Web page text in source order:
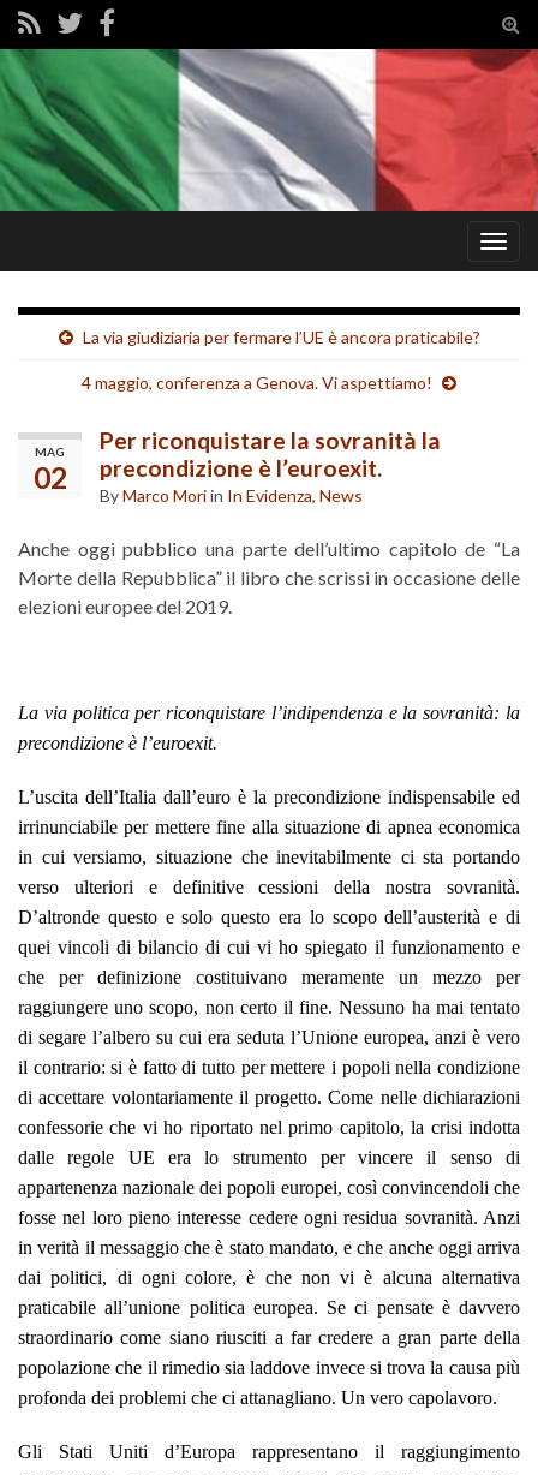
La via giudiziaria per fermare l’UE è ancora praticabile?
4 maggio, conferenza a Genova. Vi aspettiamo!
MAG
02
Per riconquistare la sovranità la
precondizione è l’euroexit.
ByMarco Moriin In Evidenza, News
Anche oggi pubblico una parte dell’ultimo capitolo de “La
Morte della Repubblica” il libro che scrissi in occasione delle
elezioni europee del 2019.
La via politica per riconquistare l’indipendenza e la sovranità: la
precondizione è l’euroexit.
L’uscita dell’Italia dall’euro è la precondizione indispensabile ed
irrinunciabile per mettere fine alla situazione di apnea economica
in cui versiamo, situazione che inevitabilmente ci sta portando
verso ulteriori e definitive cessioni della nostra sovranità.
D’altronde questo e solo questo era lo scopo dell’austerità e di
quei vincoli di bilancio di cui vi ho spiegato il funzionamento e
che per definizione costituivano meramente un mezzo per
raggiungere uno scopo, non certo il fine. Nessuno ha mai tentato
di segare l’albero su cui era seduta l’Unione europea, anzi è vero
il contrario: si è fatto di tutto per mettere i popoli nella condizione
di accettare volontariamente il progetto. Come nelle dichiarazioni
confessorie che vi ho riportato nel primo capitolo, la crisi indotta
dalle regole UE era lo strumento per vincere il senso di
appartenenza nazionale dei popoli europei, così convincendoli che
fosse nel loro pieno interesse cedere ogni residua sovranità. Anzi
in verità il messaggio che è stato mandato, e che anche oggi arriva
dai politici, di ogni colore, è che non vi è alcuna alternativa
praticabile all’unione politica europea. Se ci pensate è davvero
straordinario come siano riusciti a far credere a gran parte della
popolazione che il rimedio sia laddove invece si trova la causa più
profonda dei problemi che ci attanagliano. Un vero capolavoro.
Gli Stati Uniti d’Europa rappresentano il raggiungimento